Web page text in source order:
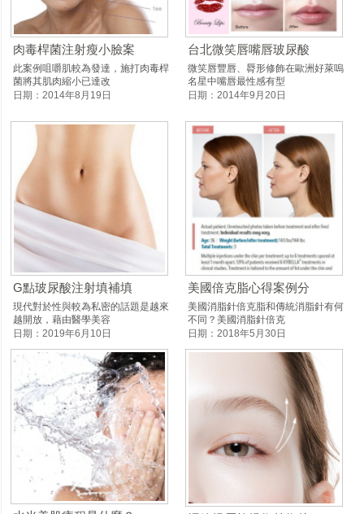
肉毒桿菌注射瘦小臉案
此案例咀嚼肌較為發達，施打肉毒桿
菌將其肌肉縮小已達改
日期：2014年8月19日
台北微笑唇嘴唇玻尿酸
微笑唇豐唇、脣形修飾在歐洲好萊嗚
名星中嘴唇最性感有型
日期：2014年9月20日
G點玻尿酸注射填補填
現代對於性與較為私密的話題是越來
越開放，藉由醫學美容
日期：2019年6月10日
美國倍克脂心得案例分
美國消脂針倍克脂和傳統消脂針有何
不同？美國消脂針倍克
日期：2018年5月30日